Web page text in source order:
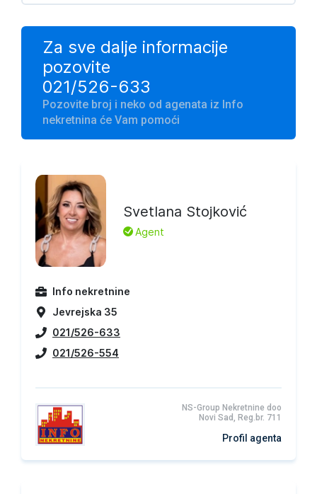
Za sve dalje informacije
pozovite
021/526-633
Pozovite broj i neko od agenata iz Info
nekretnina će Vam pomoći
Svetlana Stojković
L Agent
Info nekretnine
Jevrejska 35
021/526-633
021/526-554
NS-Group Nekretnine doo
Novi Sad, Reg.br. 711
Profil agenta